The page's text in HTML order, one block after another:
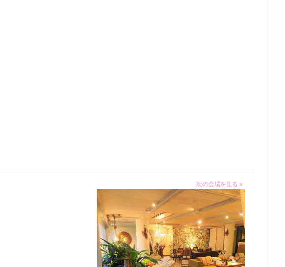
次の会場を見る »